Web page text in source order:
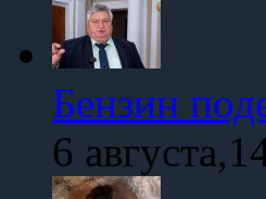
Бензин
6